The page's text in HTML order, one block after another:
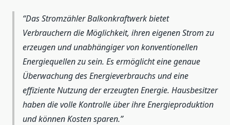
Das Stromzähler Balkonkraftwerk bietet
Verbrauchern die Möglichkeit, ihren eigenen Strom zu
erzeugen und unabhängiger von konventionellen
Energiequellen zu sein. Es ermöglicht eine genaue
Überwachung des Energieverbrauchs und eine
effiziente Nutzung der erzeugten Energie. Hausbesitzer
haben die volle Kontrolle über ihre Energieproduktion
und können Kosten sparen.